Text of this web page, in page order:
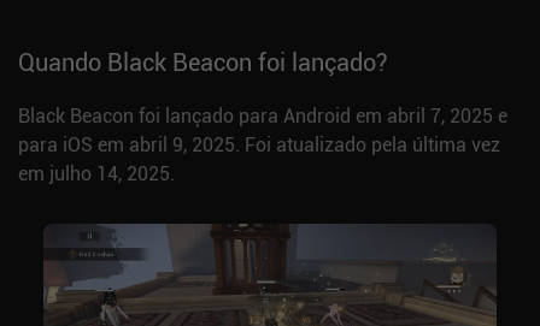
Quando Black Beacon foi lançado?
Black Beacon foi lançado para Android em abril 7, 2025 e
para iOS em abril 9, 2025. Foi atualizado pela última vez
em julho 14, 2025.